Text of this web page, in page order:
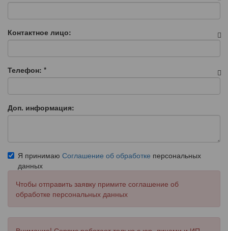
Контактное лицо:
Телефон: *
Доп. информация:
Я принимаю Соглашение об обработке персональных
данных
Чтобы отправить заявку примите соглашение об
обработке персональных данных